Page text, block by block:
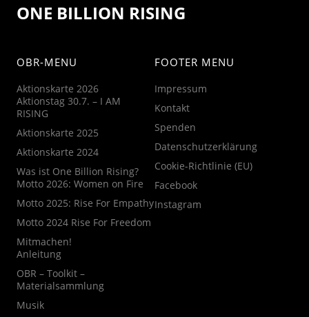
ONE BILLION RISING
OBR-MENU
Aktionskarte 2026
Aktionstag 30.7. – I AM
RISING
Aktionskarte 2025
Aktionskarte 2024
Was ist One Billion Rising?
Motto 2026: Women on Fire
Motto 2025: Rise For Empathy
Motto 2024 Rise For Freedom
Mitmachen!
Anleitung
OBR – Toolkit –
Materialsammlung
Musik
FOOTER MENU
Impressum
Kontakt
Spenden
Datenschutzerklärung
Cookie-Richtlinie (EU)
Facebook
Instagram